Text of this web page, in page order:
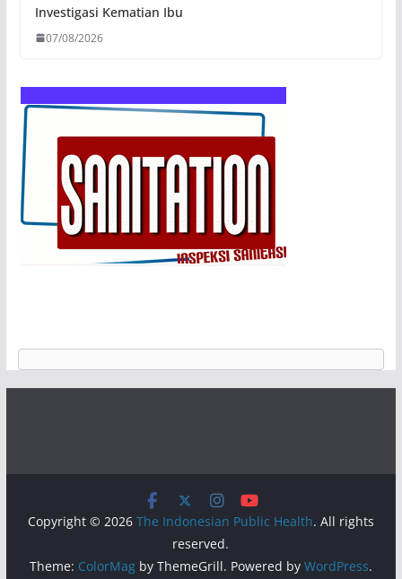
Investigasi Kematian Ibu
07/08/2026
Copyright © 2026 The Indonesian Public Health. All rights
reserved.
Theme: ColorMagby ThemeGrill. Powered by WordPress.